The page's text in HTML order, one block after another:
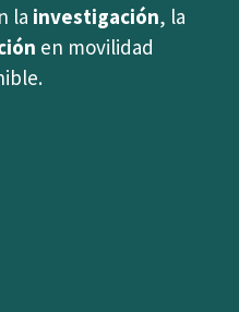
la investigación, la
en movilidad